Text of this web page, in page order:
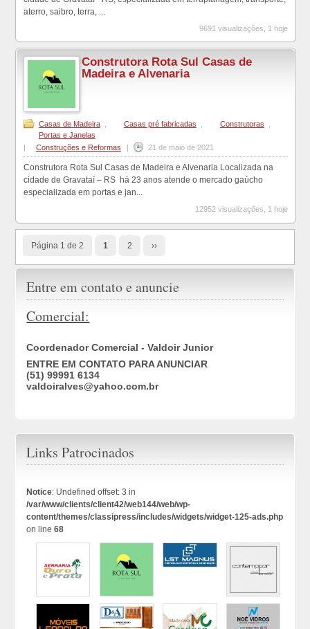
aterro, saibro, terra, ...
9691 visualizações, 1 hoje
Construtora Rota Sul Casas de
Madeira e Alvenaria
Casas de Madeira Casas pré fabricadas Construtoras
Portas e Janelas
Construções e Reformas 21 de maio de 2021
Construtora Rota Sul Casas de Madeira e Alvenaria Localizada na
cidade de Gravataí – RS há 23 anos atende o mercado gaúcho
especializada em portas e jan...
12952 visualizações, 1 hoje
Página 1 de 2 1 2 ››
Entre em contato e anuncie
Comercial:
Coordenador Comercial - Valdoir Junior
ENTRE EM CONTATO PARA ANUNCIAR
(51) 99991 6134
valdoiralves@yahoo.com.br
Links Patrocinados
Notice: Undefined offset: 3 in
/var/www/clients/client42/web144/web/wp-
content/themes/classipress/includes/widgets/widget-125-ads.php
on line68